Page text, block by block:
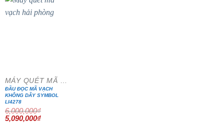
ĐẦU ĐỌC MÃ VẠCH
KHÔNG DÂY SYMBOL
LI4278
6,000,000₫
Giá
gốc
5,090,000₫Giá